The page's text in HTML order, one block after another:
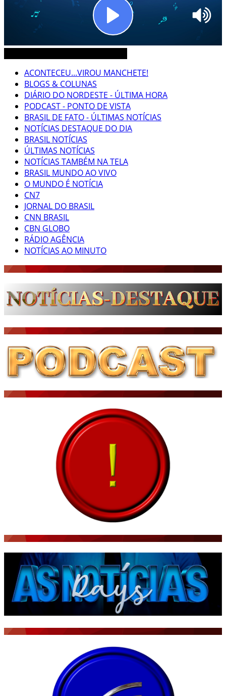
ACONTECEU...VIROU MANCHETE!
BLOGS & COLUNAS
DIÁRIO DO NORDESTE - ÚLTIMA HORA
PODCAST - PONTO DE VISTA
BRASIL DE FATO - ÚLTIMAS NOTÍCIAS
NOTÍCIAS DESTAQUE DO DIA
BRASIL NOTÍCIAS
ÚLTIMAS NOTÍCIAS
NOTÍCIAS TAMBÉM NA TELA
BRASIL MUNDO AO VIVO
O MUNDO É NOTÍCIA
CN7
JORNAL DO BRASIL
CNN BRASIL
CBN GLOBO
RÁDIO AGÊNCIA
NOTÍCIAS AO MINUTO